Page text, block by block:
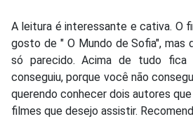
A leitura é interessante e cativa. O
gosto de " O Mundo de Sofia", mas
só parecido. Acima de tudo
conseguiu, porque você não
querendo conhecer dois autores
filmes que desejo assistir.